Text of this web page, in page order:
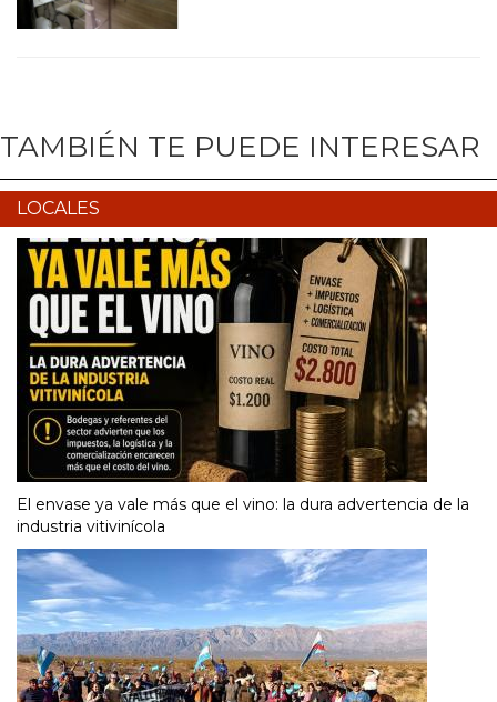
TAMBIÉN TE PUEDE INTERESAR
LOCALES
El envase ya vale más que el vino: la dura advertencia de la
industria vitivinícola